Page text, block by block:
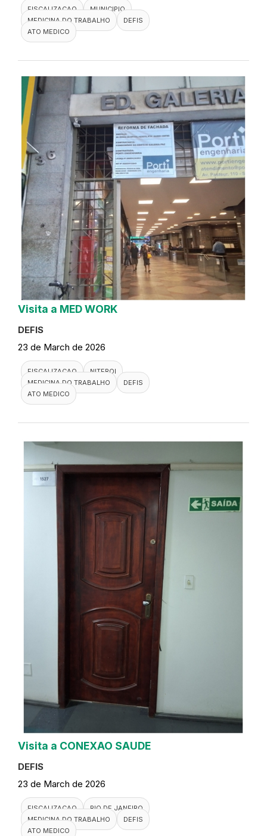
FISCALIZACAO
MUNICIPIO
MEDICINA DO TRABALHO
DEFIS
ATO MEDICO
Visita a MED WORK
DEFIS
23 de March de 2026
FISCALIZACAO
NITEROI
MEDICINA DO TRABALHO
DEFIS
ATO MEDICO
Visita a CONEXAO SAUDE
DEFIS
23 de March de 2026
FISCALIZACAO
RIO DE JANEIRO
MEDICINA DO TRABALHO
DEFIS
ATO MEDICO